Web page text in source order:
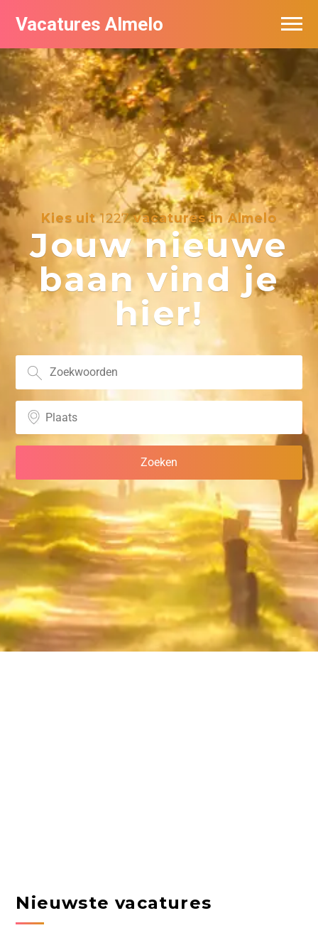
Vacatures Almelo
Kies uit1227vacatures in Almelo
Jouw nieuwe
baan vind je
hier!
Nieuwste vacatures
Vacatures per bedrijf
De populairste vacatures in Almelo
Nieuwsbrief feed